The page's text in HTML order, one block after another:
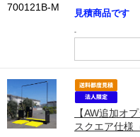
700121B-M
見積商品です
-
【AW追加オ
スクエア仕様